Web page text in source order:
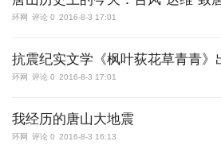
环网 评论 0 2016-8-3 17:01
抗震纪实文学《枫叶荻花草青青》
环网 评论 0 2016-8-3 17:01
我经历的唐山大地震
环网 评论 0 2016-8-3 16:13